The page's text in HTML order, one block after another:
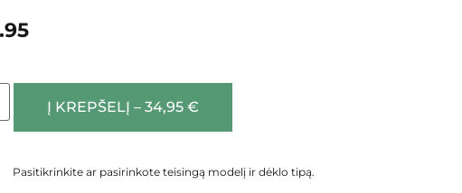
Į KREPŠELĮ – 34,95 €
Pasitikrinkite ar pasirinkote teisingą modelį ir dėklo tipą.